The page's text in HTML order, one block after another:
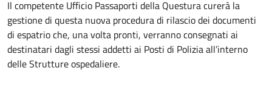
Il competente Ufficio Passaporti della Questura curerà la
gestione di questa nuova procedura di rilascio dei documenti
di espatrio che, una volta pronti, verranno consegnati ai
destinatari dagli stessi addetti ai Posti di Polizia all’interno
delle Strutture ospedaliere.